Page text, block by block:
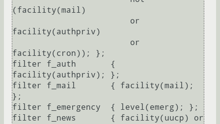
(facility(mail)
facility(authpriv)
facility(cron)); };
filter f_auth       {
facility(authpriv); };
filter f_mail       { facility(mail);
};
filter f_emergency  { level(emerg); };
filter f_news       { facility(uucp) or